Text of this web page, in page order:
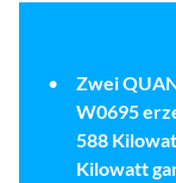
Zwei
W0695
588
Kilowatt